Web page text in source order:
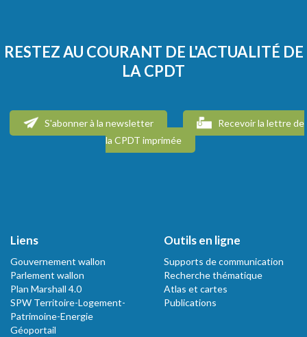
RESTEZ AU COURANT DE L'ACTUALITÉ DE
LA CPDT
S'abonner à la newsletter
Recevoir la lettre de
la CPDT imprimée
Liens
Gouvernement wallon
Parlement wallon
Plan Marshall 4.0
SPW Territoire-Logement-
Patrimoine-Energie
Géoportail
Outils en ligne
Supports de communication
Recherche thématique
Atlas et cartes
Publications